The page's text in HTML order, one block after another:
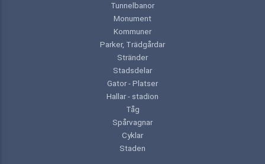
Tunnelbanor
Monument
Kommuner
Parker, Trädgårdar
Stränder
Stadsdelar
Gator - Platser
Hallar - stadion
Tåg
Spårvagnar
Cyklar
Staden